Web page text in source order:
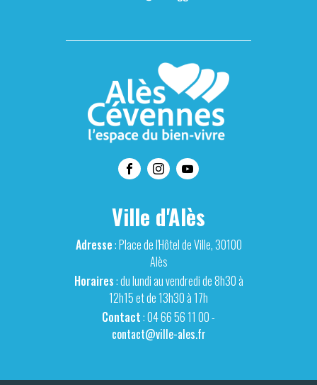
Ville d'Alès
Adresse: Place de l'Hôtel de Ville, 30100
Alès
Horaires: du lundi au vendredi de 8h30 à
12h15 et de 13h30 à 17h
Contact: 04 66 56 11 00 -
contact@ville-ales.fr